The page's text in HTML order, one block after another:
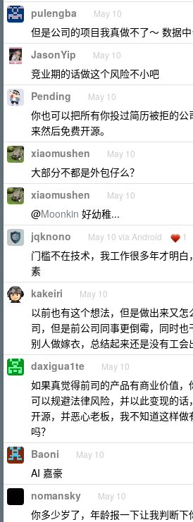
pulengba May 10
但是公司的项目我真做不了～ 数据
JasonYip May 10
竞业期的话做这个风险不小吧
Pending May 10
你也可以把所有你投过简历被拒的
来然后免费开源。
xiaomushen May 10
大部分不都是外包仔么？
xiaomushen May 10
@Moonkin 好幼稚...
jqknono May 10 via Android 1
门槛不在技术，我工作很多年才明
素
kakeiri May 10
以前也有这个想法，但是做出来又
司，但是前公司同事更倒霉，同时
别人做嫁衣，总结起来还是没有工
daxigua1te May 10
如果真觉得前司的产品有商业价值
可以规避法律风险，并以此变现的
开源，并恶心老板，我不知道这样
吗？
Baoni May 10
AI 嘉豪
nomansky May 10
你多少岁了，年龄报一下让我判断下